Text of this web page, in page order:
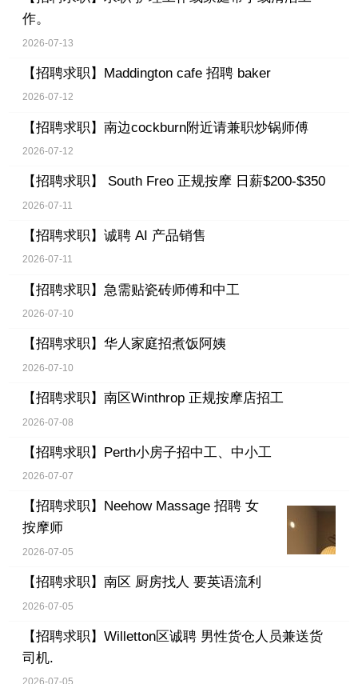
作。
2026-07-13
【招聘求职】 Maddington cafe 招聘 baker
2026-07-12
【招聘求职】 南边cockburn附近请兼职炒锅师傅
2026-07-12
【招聘求职】 South Freo 正规按摩 日薪$200-$350
2026-07-11
【招聘求职】 诚聘 AI 产品销售
2026-07-11
【招聘求职】 急需贴瓷砖师傅和中工
2026-07-10
【招聘求职】 华人家庭招煮饭阿姨
2026-07-10
【招聘求职】 南区Winthrop 正规按摩店招工
2026-07-08
【招聘求职】 Perth小房子招中工、中小工
2026-07-07
【招聘求职】
Neehow Massage 招聘 女
按摩师
2026-07-05
【招聘求职】 南区 厨房找人 要英语流利
2026-07-05
【招聘求职】 Willetton区诚聘 男性货仓人员兼送货
司机.